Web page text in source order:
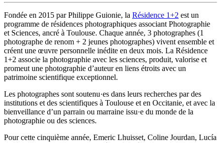
Fondée en 2015 par Philippe Guionie, la Résidence 1+2 est un
programme de résidences photographiques associant Photographie
et Sciences, ancré à Toulouse. Chaque année, 3 photographes (1
photographe de renom + 2 jeunes photographes) vivent ensemble et
créent une œuvre personnelle inédite en deux mois. La Résidence
1+2 associe la photographie avec les sciences, produit, valorise et
promeut une photographie d’auteur en liens étroits avec un
patrimoine scientifique exceptionnel.
Les photographes sont soutenu·es dans leurs recherches par des
institutions et des scientifiques à Toulouse et en Occitanie, et avec la
bienveillance d’un parrain ou marraine issu·e du monde de la
photographie ou des sciences.
Pour cette cinquième année, Emeric Lhuisset, Coline Jourdan, Lucía